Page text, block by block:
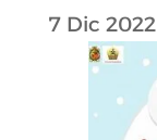
7 Dic 2022